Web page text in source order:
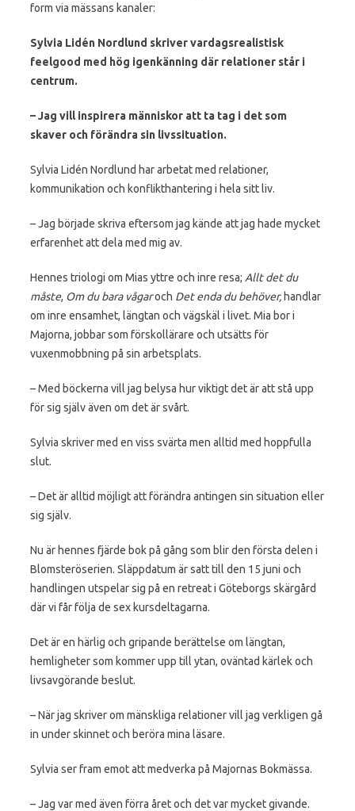
form via mässans kanaler:
Sylvia Lidén Nordlund skriver vardagsrealistisk
feelgood med hög igenkänning där relationer står i
centrum.
– Jag vill inspirera människor att ta tag i det som
skaver och förändra sin livssituation.
Sylvia Lidén Nordlund har arbetat med relationer,
kommunikation och konflikthantering i hela sitt liv.
– Jag började skriva eftersom jag kände att jag hade mycket
erfarenhet att dela med mig av.
Hennes triologi om Mias yttre och inre resa; Allt det du
måste, Om du bara vågaroch Det enda du behöver, handlar
om inre ensamhet, längtan och vägskäl i livet. Mia bor i
Majorna, jobbar som förskollärare och utsätts för
vuxenmobbning på sin arbetsplats.
– Med böckerna vill jag belysa hur viktigt det är att stå upp
för sig själv även om det är svårt.
Sylvia skriver med en viss svärta men alltid med hoppfulla
slut.
– Det är alltid möjligt att förändra antingen sin situation eller
sig själv.
Nu är hennes fjärde bok på gång som blir den första delen i
Blomsteröserien. Släppdatum är satt till den 15 juni och
handlingen utspelar sig på en retreat i Göteborgs skärgård
där vi får följa de sex kursdeltagarna.
Det är en härlig och gripande berättelse om längtan,
hemligheter som kommer upp till ytan, oväntad kärlek och
livsavgörande beslut.
– När jag skriver om mänskliga relationer vill jag verkligen gå
in under skinnet och beröra mina läsare.
Sylvia ser fram emot att medverka på Majornas Bokmässa.
– Jag var med även förra året och det var mycket givande.